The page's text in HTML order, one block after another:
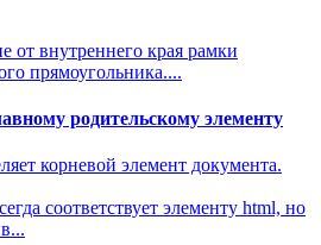
от внутреннего края рамки
прямоугольника....
родительскому элементу
корневой элемент документа.
соответствует элементу html, но